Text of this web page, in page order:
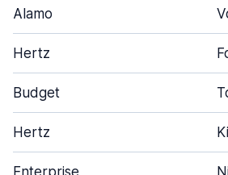
Alamo
Hertz
Budget
Hertz
Enterprise